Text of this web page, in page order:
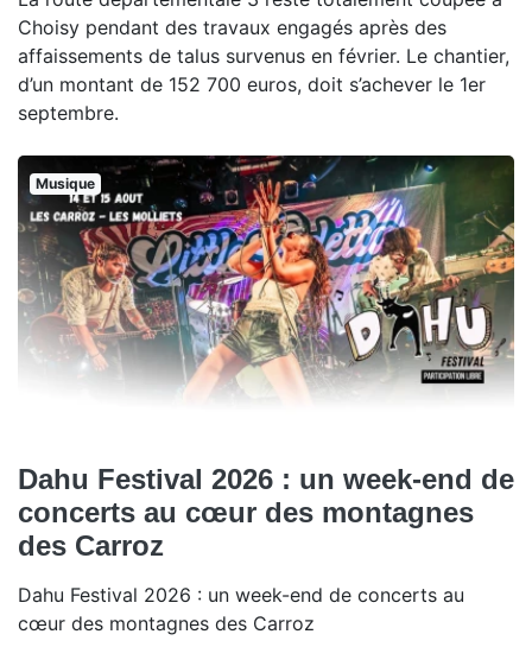
Choisy pendant des travaux engagés après des
affaissements de talus survenus en février. Le chantier,
d’un montant de 152 700 euros, doit s’achever le 1er
septembre.
Musique
Dahu Festival 2026 : un week-end de
concerts au cœur des montagnes
des Carroz
Dahu Festival 2026 : un week-end de concerts au
cœur des montagnes des Carroz